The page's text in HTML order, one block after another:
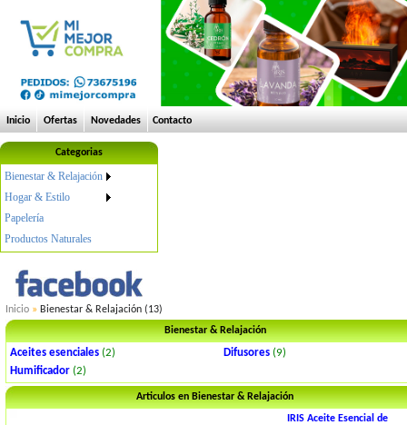
Inicio Ofertas Novedades Contacto
Categorias
Bienestar & Relajación
Hogar & Estilo
Papelería
Productos Naturales
Inicio » Bienestar & Relajación (13)
Bienestar & Relajación
Aceites esenciales (2) Difusores (9)
Humificador (2)
Articulos en Bienestar & Relajación
IRIS Aceite Esencial de